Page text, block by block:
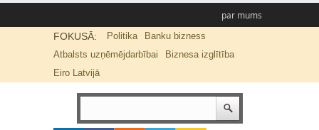
par mums
FOKUSĀ: Politika
Banku bizness
Atbalsts uzņēmējdarbībai
Biznesa izglītība
Eiro Latvijā